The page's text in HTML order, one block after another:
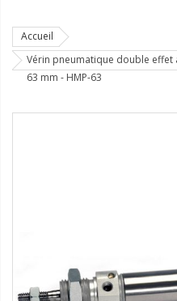
Accueil
Vérin pneumatique double
63 mm - HMP-63